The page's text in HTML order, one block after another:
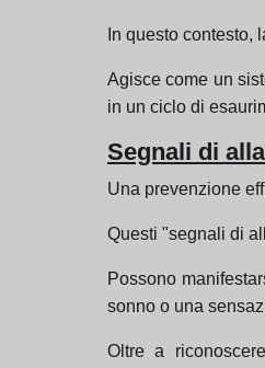
In questo contesto,
Agisce come un
in un ciclo di
Segnali di
Una prevenzione
Questi "segnali di
Possono
sonno o una
Oltre a